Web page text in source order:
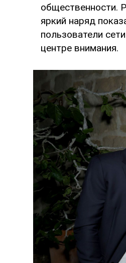
общественности.
яркий наряд
пользователи
центре внимания.